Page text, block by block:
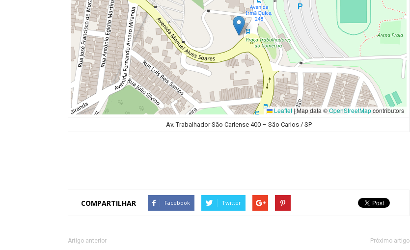
Leaflet|Map data ©OpenStreetMapcontributors
Av. Trabalhador São Carlense 400 – São Carlos / SP
COMPARTILHAR Facebook Twitter
Artigo anterior Próximo artigo